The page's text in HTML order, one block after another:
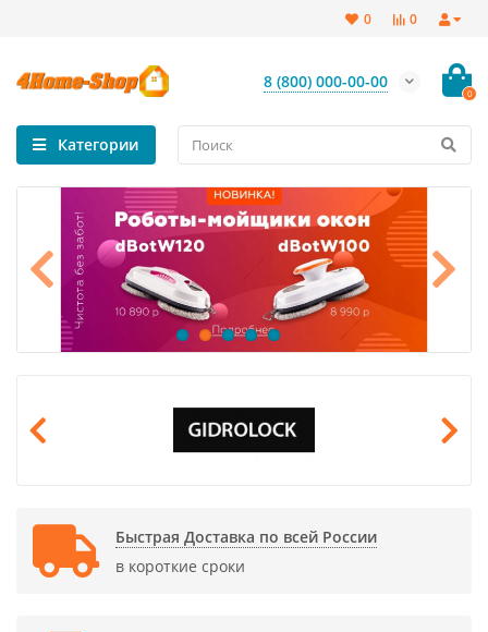
0
0
8 (800) 000-00-00
0
Категории
Быстрая Доставка по всей России
в короткие сроки